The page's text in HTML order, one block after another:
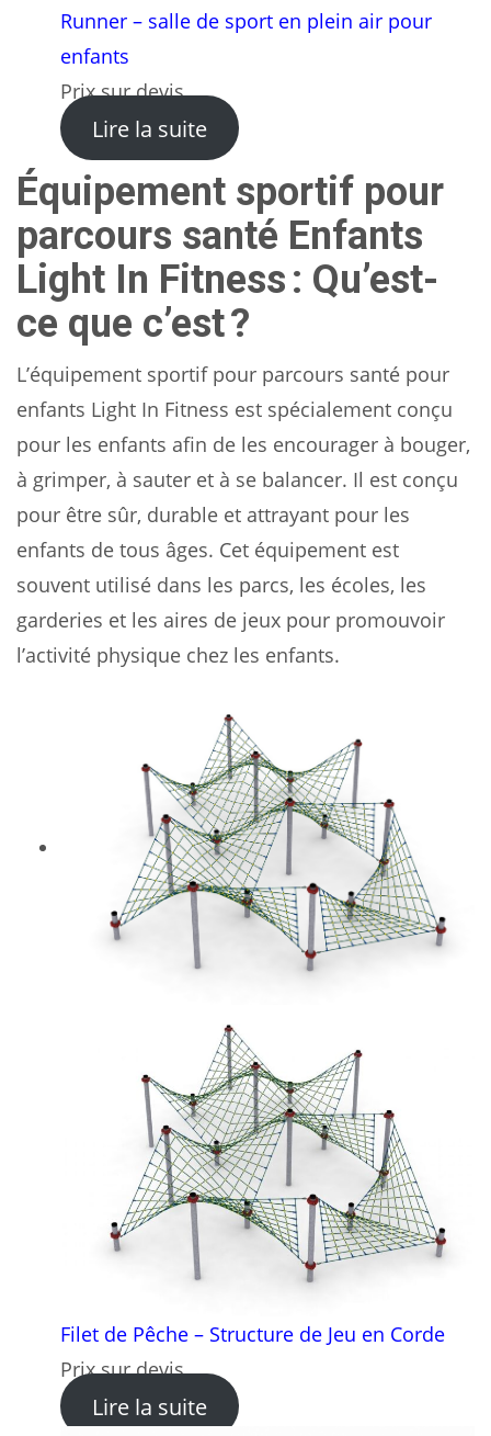
Runner – salle de sport en plein air pour
enfants
Prix sur devis
Lire la suite: Runner – salle de sport
Équipement sportif pour
parcours santé Enfants
Light In Fitness : Qu’est-
ce que c’est ?
L’équipement sportif pour parcours santé pour
enfants Light In Fitness est spécialement conçu
pour les enfants afin de les encourager à bouger,
à grimper, à sauter et à se balancer. Il est conçu
pour être sûr, durable et attrayant pour les
enfants de tous âges. Cet équipement est
souvent utilisé dans les parcs, les écoles, les
garderies et les aires de jeux pour promouvoir
l’activité physique chez les enfants.
Filet de Pêche – Structure de Jeu en Corde
Prix sur devis
Lire la suite: Filet de Pêche – Structure